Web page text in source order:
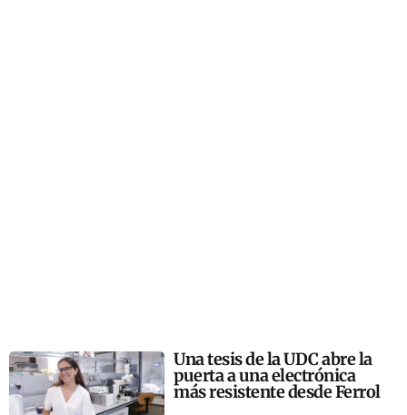
Una tesis de la UDC abre la
puerta a una electrónica
más resistente desde Ferrol